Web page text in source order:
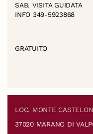
SAB. VISITA GUIDATA
INFO 349-5923868
GRATUITO
LOC. MONTE CASTELON
37020 MARANO DI